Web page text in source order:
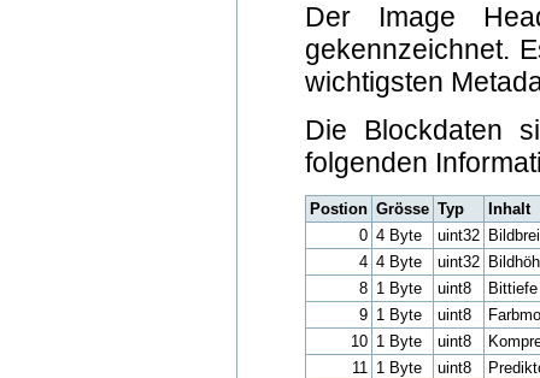
Der Image
gekennzeichnet.
wichtigsten
Die Blockdaten
folgenden
Postion Grösse Typ
Inhalt
0 4 Byte uint32
4 4 Byte uint32
8 1 Byte uint8
Bittiefe
9 1 Byte uint8
10 1 Byte uint8
11
1 Byte uint8